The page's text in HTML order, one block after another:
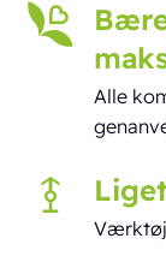
Alle